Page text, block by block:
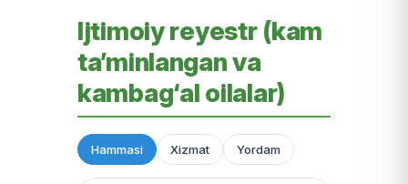
Ijtimoiy reyestr (kam
ta’minlangan va
kambag‘al oilalar)
Hammasi Xizmat Yordam